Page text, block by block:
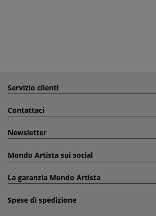
Servizio clienti
Contattaci
Newsletter
Mondo Artista sui social
La garanzia Mondo Artista
Spese di spedizione